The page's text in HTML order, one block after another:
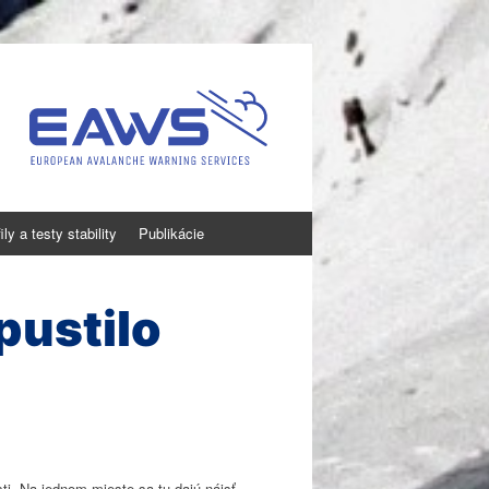
a testy stability Publikácie